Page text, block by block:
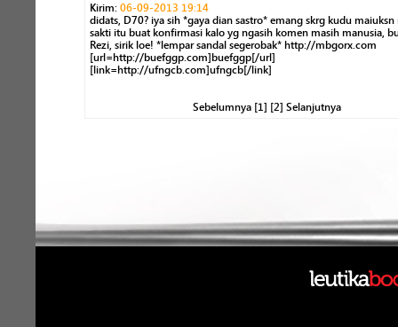
Kirim: 06-09-2013 19:14
didats, D70? iya sih *gaya dian sastro* emang skrg kudu
sakti itu buat konfirmasi kalo yg ngasih komen masih manusia,
Rezi, sirik loe! *lempar sandal segerobak* http://mbgorx.com
[url=http://buefggp.com]buefggp[/url]
[link=http://ufngcb.com]ufngcb[/link]
Sebelumnya [1] [2] Selanjutnya